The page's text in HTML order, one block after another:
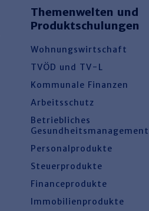
Themenwelten und
Produktschulungen
Wohnungswirtschaft
TVÖD und TV-L
Kommunale Finanzen
Arbeitsschutz
Betriebliches
Gesundheitsmanagement
Personalprodukte
Steuerprodukte
Financeprodukte
Immobilienprodukte